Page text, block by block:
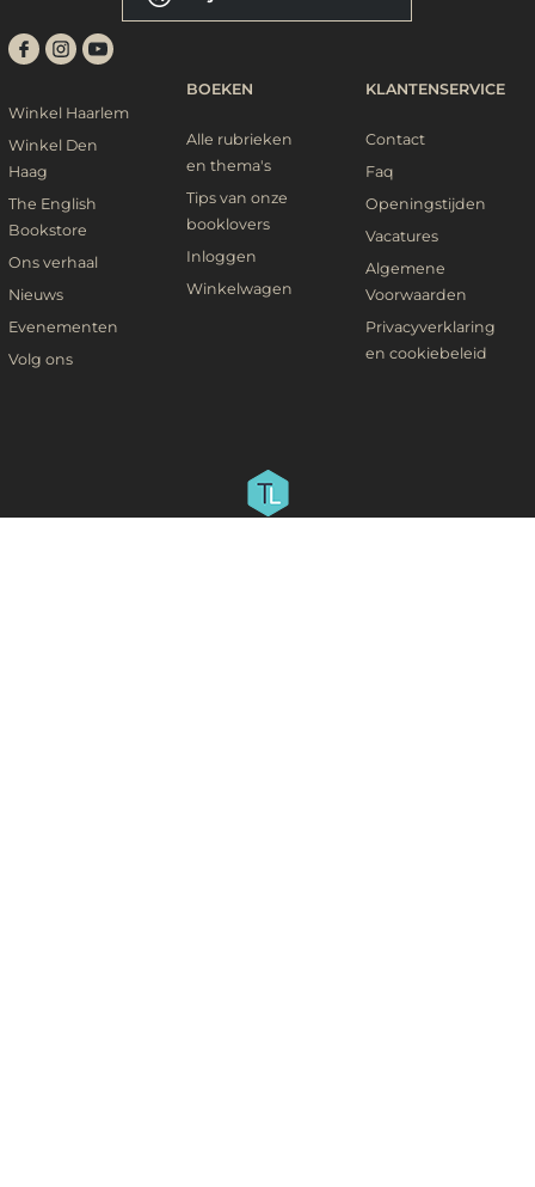
Winkel Haarlem
Winkel Den
Haag
The English
Bookstore
Ons verhaal
Nieuws
Evenementen
Volg ons
BOEKEN
Alle rubrieken
en thema's
Tips van onze
booklovers
Inloggen
Winkelwagen
KLANTENSERVICE
Contact
Faq
Openingstijden
Vacatures
Algemene
Voorwaarden
Privacyverklaring
en cookiebeleid